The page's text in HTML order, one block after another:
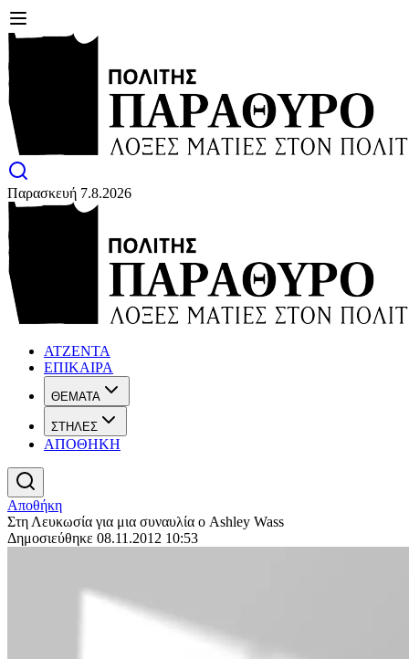
Παρασκευή 7.8.2026
ΑΤΖΕΝΤΑ
ΕΠΙΚΑΙΡΑ
ΘΕΜΑΤΑ
ΣΤΗΛΕΣ
ΑΠΟΘΗΚΗ
Αποθήκη
Στη Λευκωσία για μια συναυλία ο Ashley Wass
Δημοσιεύθηκε 08.11.2012 10:53